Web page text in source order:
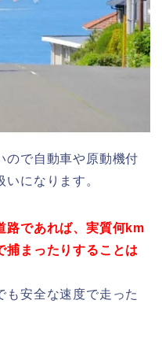
ので自動車や原動機付
になります。
路であれば、実質何km
捕まったりすることは
も安全な速度で走った